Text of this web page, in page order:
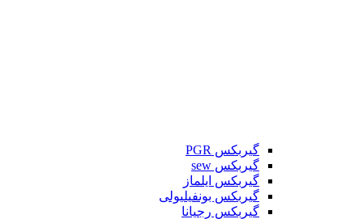
گیربکس PGR
گیربکس sew
گیربکس ایلماز
گیربکس بونفیلیولی
گیربکس رجیانا